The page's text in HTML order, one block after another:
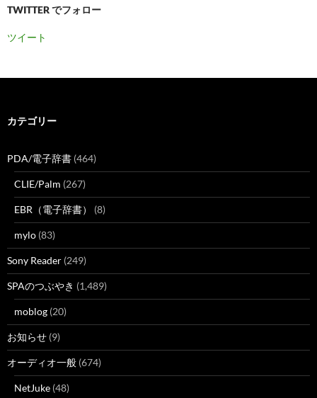
TWITTER でフォロー
ツイート
カテゴリー
PDA/電子辞書 (464)
CLIE/Palm (267)
EBR（電子辞書） (8)
mylo (83)
Sony Reader (249)
SPAのつぶやき (1,489)
moblog (20)
お知らせ (9)
オーディオ一般 (674)
NetJuke (48)